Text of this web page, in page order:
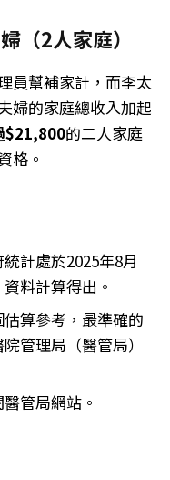
（2人家庭）
員幫補家計，而李太
婦的家庭總收入加起
$21,800的二人家庭
格。
計處於2025年8月
料計算得出。
算參考，最準確的
管理局（醫管局）
管局網站。